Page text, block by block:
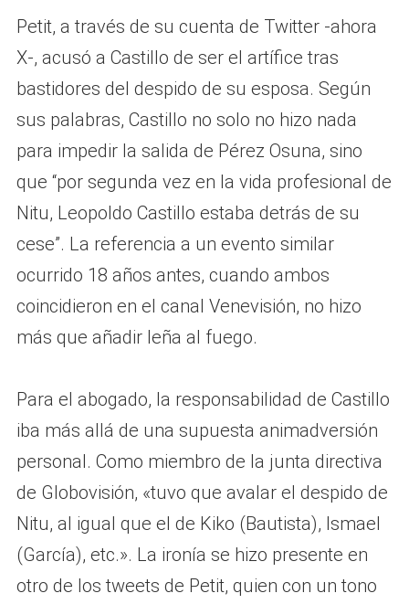
Petit, a través de su cuenta de Twitter -ahora
X-, acusó a Castillo de ser el artífice tras
bastidores del despido de su esposa. Según
sus palabras, Castillo no solo no hizo nada
para impedir la salida de Pérez Osuna, sino
que “por segunda vez en la vida profesional de
Nitu, Leopoldo Castillo estaba detrás de su
cese”. La referencia a un evento similar
ocurrido 18 años antes, cuando ambos
coincidieron en el canal Venevisión, no hizo
más que añadir leña al fuego.
Para el abogado, la responsabilidad de Castillo
iba más allá de una supuesta animadversión
personal. Como miembro de la junta directiva
de Globovisión, «tuvo que avalar el despido de
Nitu, al igual que el de Kiko (Bautista), Ismael
(García), etc.». La ironía se hizo presente en
otro de los tweets de Petit, quien con un tono